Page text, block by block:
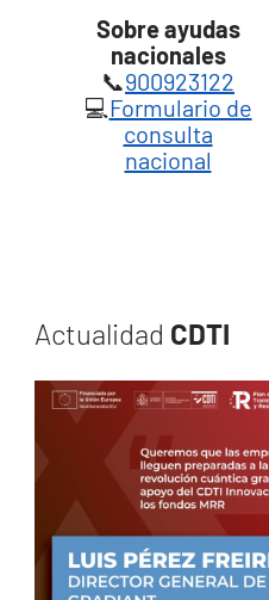
Sobre ayudas
nacionales
📞900923122
💻Formulario de
consulta
nacional
Actualidad CDTI